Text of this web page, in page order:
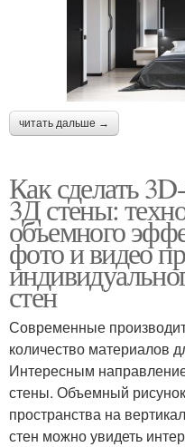
читать дальше →
Как сделать
3Д стены:
объемного
фото и видео
стен
Современные
количество материалов
Интересным
стены. Объемный
пространства на
стен можно увидеть